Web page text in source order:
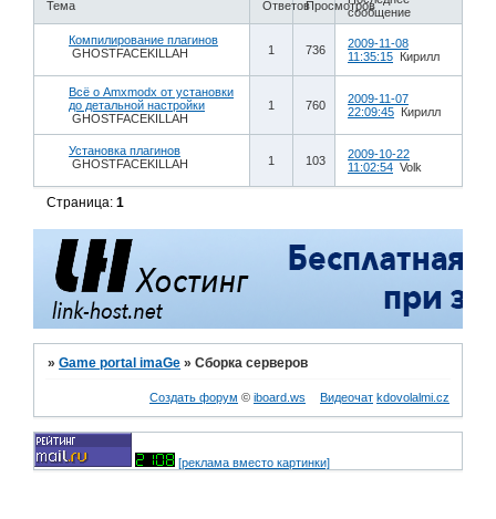
Тема ОтветовПросмотровсообщение
Компилирование плагинов
GHOSTFACEKILLAH
1 736
2009-11-08
11:35:15 Кирилл
Всё о Amxmodx от установки
до детальной настройки
GHOSTFACEKILLAH
1 760
2009-11-07
22:09:45 Кирилл
Установка плагинов
GHOSTFACEKILLAH
1 103
2009-10-22
11:02:54 Volk
Страница:1
»Game portal imaGe »Сборка серверов
Создать форум © iboard.ws Видеочат kdovolalmi.cz
[реклама вместо картинки]